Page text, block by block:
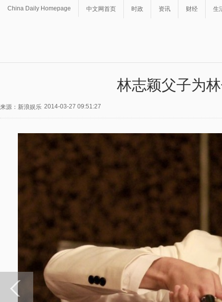
China Daily Homepage 中文网首页 时政 资讯 财经 生
林志颖父子为
来源：新浪娱乐 2014-03-27 09:51:27